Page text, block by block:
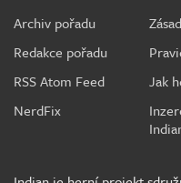
Archiv pořadu
Redakce pořadu
RSS Atom Feed
NerdFix
Jak